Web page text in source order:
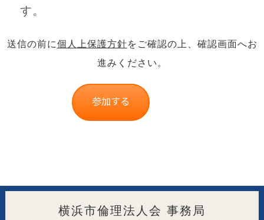
す。
送信の前に個人上保護方針をご確認の上、確認画面へお
進みください。
横浜市倫理法人会 事務局